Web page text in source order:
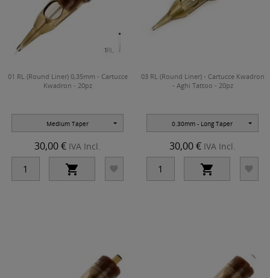
01 RL (Round Liner) 0,35mm - Cartucce
Kwadron - 20pz
Medium Taper
30,00 € IVA Incl.
 
03 RL (Round Liner) - Cartucce Kwadron
- Aghi Tattoo - 20pz
0.30mm - Long Taper
30,00 € IVA Incl.
 